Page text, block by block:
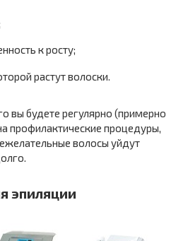
к росту;
растут волоски.
вы будете регулярно (примерно
профилактические процедуры,
волосы уйдут
эпиляции